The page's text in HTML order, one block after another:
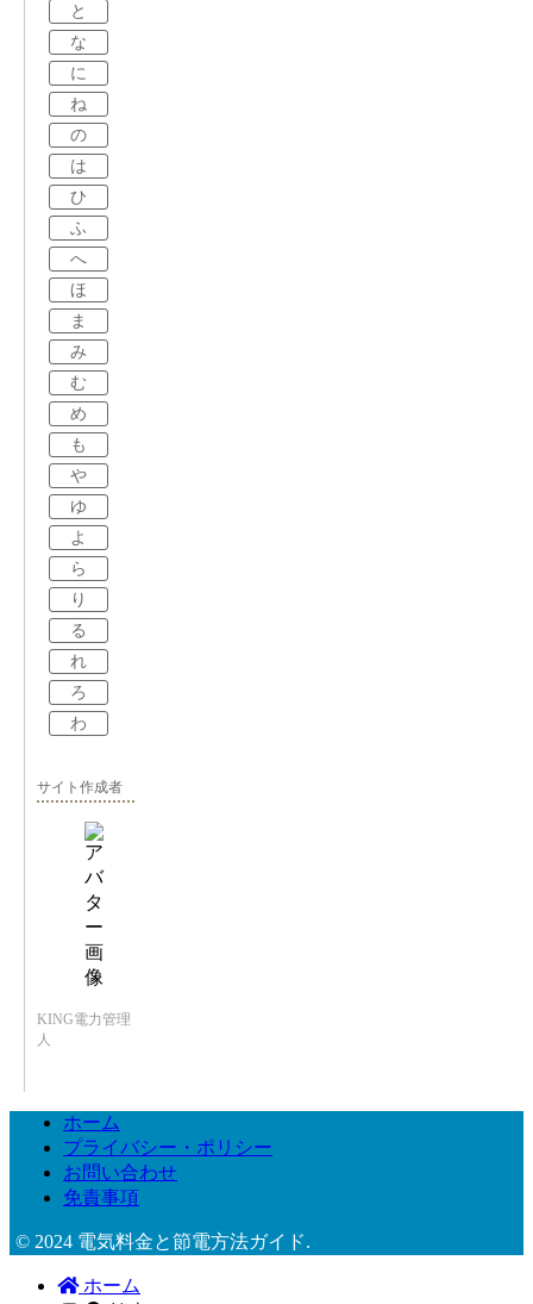
と
な
に
ね
の
は
ひ
ふ
へ
ほ
ま
み
む
め
も
や
ゆ
よ
ら
り
る
れ
ろ
わ
サイト作成者
KING電力管理
人
ホーム
プライバシー・ポリシー
お問い合わせ
免責事項
© 2024 電気料金と節電方法ガイド.
ホーム